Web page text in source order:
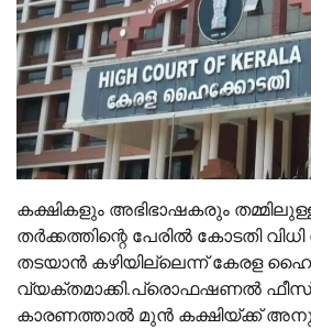
കക്ഷികളും അഭിഭാഷകരും
തർക്കത്തിന്റെ പേരില്‍ കോടതി വിധി
തടയാൻ കഴിയില്ലെന്ന് കേരള
വ്യക്തമാക്കി.പ്രൊഫഷണല്‍ ഫീസ്
കാരണത്താല്‍ മുൻ കക്ഷിയ്ക്ക്